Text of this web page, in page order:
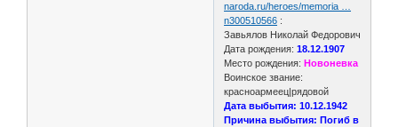
naroda.ru/heroes/memoria …
n300510566 :
Завьялов Николай Федорович
Дата рождения:18.12.1907
Место рождения:Новоневка
Воинское звание:
красноармеец|рядовой
Дата выбытия: 10.12.1942
Причина выбытия: Погиб в